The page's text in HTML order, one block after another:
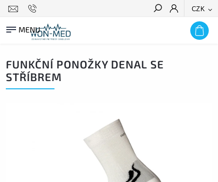
CZK
HLEDAT
FUNKČNÍ PONOŽKY DENAL SE
STŘÍBREM